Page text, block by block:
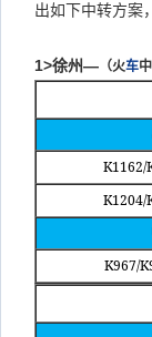
出如下中转方案
1>徐州— （火车
K1162/
K1204/
K967/